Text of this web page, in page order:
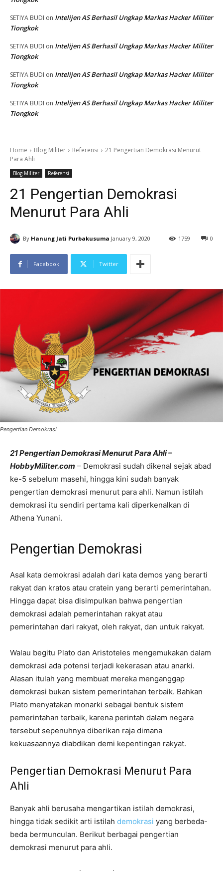
SETIYA BUDI on Intelijen AS Berhasil Ungkap Markas Hacker Militer
Tiongkok
SETIYA BUDI on Intelijen AS Berhasil Ungkap Markas Hacker Militer
Tiongkok
SETIYA BUDI on Intelijen AS Berhasil Ungkap Markas Hacker Militer
Tiongkok
SETIYA BUDI on Intelijen AS Berhasil Ungkap Markas Hacker Militer
Tiongkok